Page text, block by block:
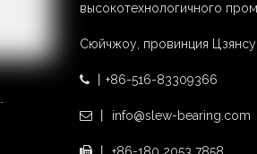
высокотехнологичного
Сюйчжоу, провинция Цзянсу,
 丨+86-516-83309366
 丨 info@slew-bearing.com
